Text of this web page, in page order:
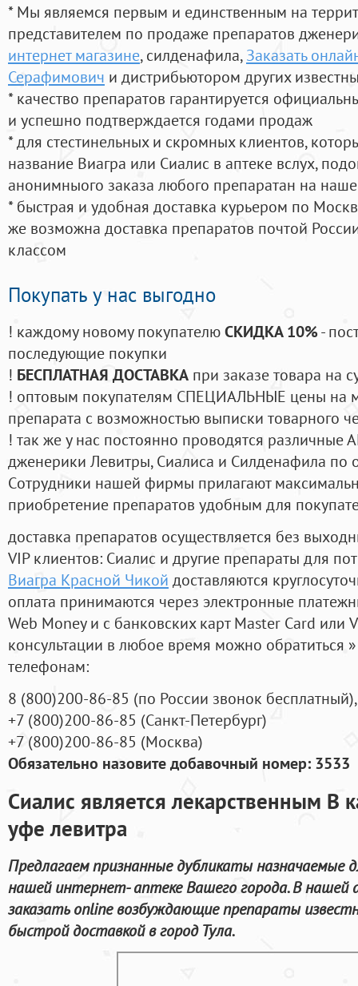
* Мы являемся первым и единственным на
представителем по продаже препаратов
интернет магазине, силденафила, Заказать
Серафимович и дистрибьютором других
* качество препаратов гарантируется
и успешно подтверждается годами продаж
* для стестинельных и скромных клиентов,
название Виагра или Сиалис в аптеке вслух,
анонимныого заказа любого препаратан на
* быстрая и удобная доставка курьером по
же возможна доставка препаратов почтой
классом
Покупать у нас выгодно
! каждому новому покупателюСКИДКА 10%-
последующие покупки
! БЕСПЛАТНАЯ ДОСТАВКА при заказе товара на
! оптовым покупателям СПЕЦИАЛЬНЫЕ цены на
препарата с возможностью выписки товарного
! так же у нас постоянно проводятся
дженерики Левитры, Сиалиса и Силденафила по
Cотрудники нашей фирмы прилагают
приобретение препаратов удобным для
доставка препаратов осуществляется без
VIP клиентов: Сиалис и другие препараты для
Виагра Красной Чикой доставляются
оплата принимаются через электронные
Web Money и с банковских карт Master Card или
консультации в любое время можно обратиться
телефонам:
8 (800)200-86-85 (по России звонок бесплатный),
+7 (800)200-86-85 (Санкт-Петербург)
+7 (800)200-86-85 (Москва)
Обязательно назовите добавочный номер: 3533
Сиалис является лекарственным В
уфе левитра
Предлагаем признанные дубликаты назначаемые
нашей интернет- аптеке Вашего города. В нашей
заказать online возбуждающие препараты
быстрой доставкой в город Тула.